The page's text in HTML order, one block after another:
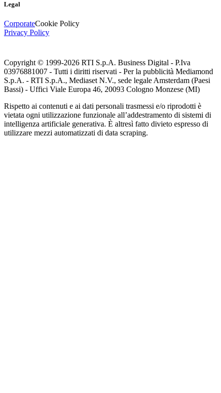
Legal
CorporateCookie Policy
Privacy Policy
Copyright © 1999-2026 RTI S.p.A. Business Digital - P.Iva
03976881007 - Tutti i diritti riservati - Per la pubblicità Mediamond
S.p.A. - RTI S.p.A., Mediaset N.V., sede legale Amsterdam (Paesi
Bassi) - Uffici Viale Europa 46, 20093 Cologno Monzese (MI)
Rispetto ai contenuti e ai dati personali trasmessi e/o riprodotti è
vietata ogni utilizzazione funzionale all’addestramento di sistemi di
intelligenza artificiale generativa. È altresì fatto divieto espresso di
utilizzare mezzi automatizzati di data scraping.